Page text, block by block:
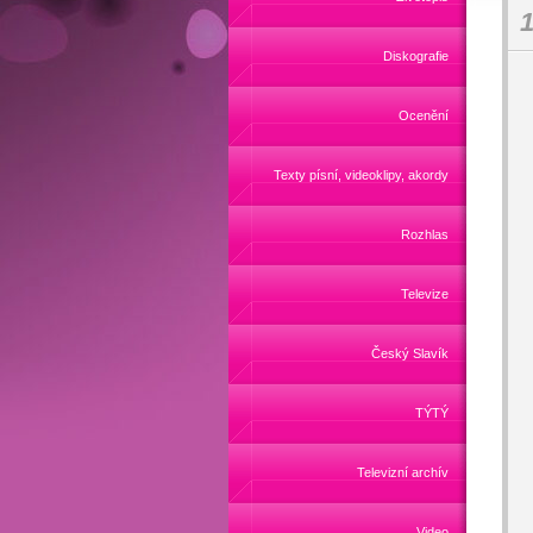
Diskografie
Ocenění
Texty písní, videoklipy, akordy
Rozhlas
Televize
Český Slavík
TÝTÝ
Televizní archív